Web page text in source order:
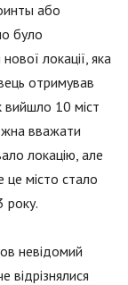
або
було
локації, яка
отримував
вийшло 10 міст
вважати
локацію, але
місто стало
року.
невідомий
відрізнялися